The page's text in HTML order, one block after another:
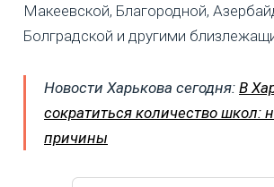
Макеевской, Благородной,
Болградской и другими
Новости Харькова сегодня: В
сократиться количество школ:
причины